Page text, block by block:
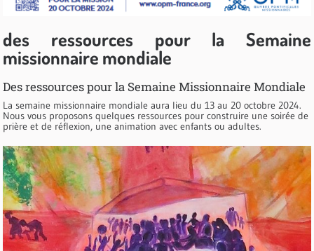
des ressources pour la Semaine
missionnaire mondiale
Des ressources pour la Semaine Missionnaire Mondiale
La semaine missionnaire mondiale aura lieu du 13 au 20 octobre 2024.
Nous vous proposons quelques ressources pour construire une soirée de
prière et de réflexion, une animation avec enfants ou adultes.